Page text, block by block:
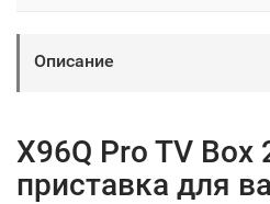
Описание
X96Q Pro TV
приставка для